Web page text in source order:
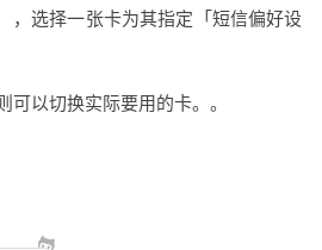
选择一张卡为其指定「短信偏好设
以切换实际要用的卡。。